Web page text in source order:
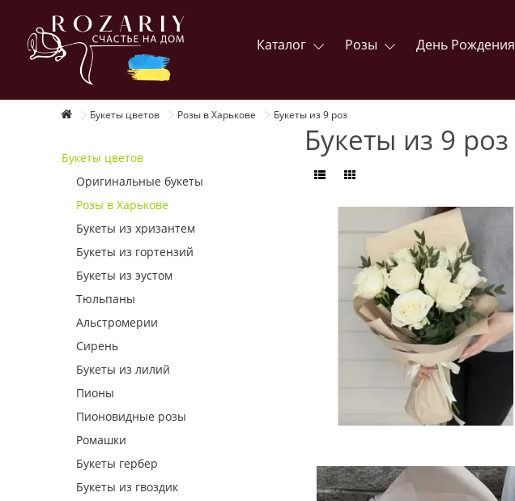
Каталог Розы День Рождения
Букеты цветов Розы в Харькове Букеты из 9 роз
Букеты цветов
Оригинальные букеты
Розы в Харькове
Букеты из хризантем
Букеты из гортензий
Букеты из эустом
Тюльпаны
Альстромерии
Сирень
Букеты из лилий
Пионы
Пионовидные розы
Ромашки
Букеты гербер
Букеты из гвоздик
Букеты из 9 роз